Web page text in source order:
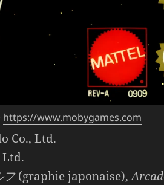
https://www.mobygames.com
Co., Ltd.
Ltd.
フ(graphie japonaise),